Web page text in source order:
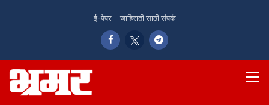
ई-पेपर जाहिराती साठी संपर्क